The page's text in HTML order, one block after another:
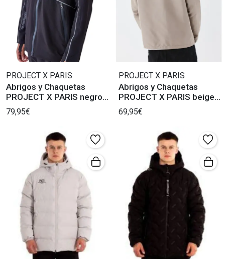
PROJECT X PARIS
Abrigos y Chaquetas
PROJECT X PARIS negro
Hombre.
79,95€
PROJECT X PARIS
Abrigos y Chaquetas
PROJECT X PARIS beige
Hombre.
69,95€